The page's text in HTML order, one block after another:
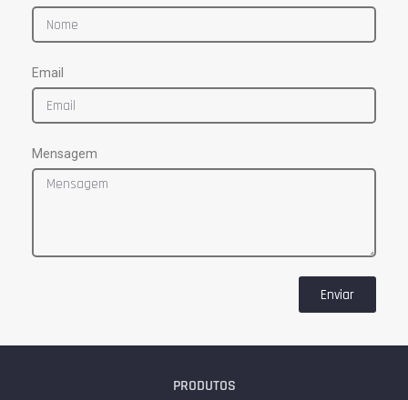
Email
Mensagem
Enviar
PRODUTOS